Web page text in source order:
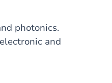
photonics.
and